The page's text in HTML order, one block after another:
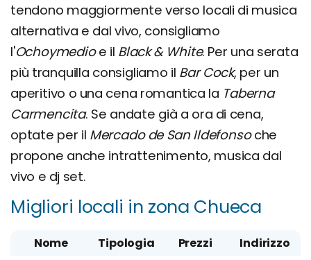
tendono maggiormente verso locali di musica
alternativa e dal vivo, consigliamo
l'Ochoymedioe il Black & White. Per una serata
più tranquilla consigliamo il Bar Cock, per un
aperitivo o una cena romantica la Taberna
Carmencita. Se andate già a ora di cena,
optate per il Mercado de San Ildefonsoche
propone anche intrattenimento, musica dal
vivo e dj set.
Migliori locali in zona Chueca
Nome Tipologia Prezzi
Indirizzo